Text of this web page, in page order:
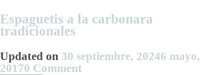
espinacas
en
minutos
Espaguetis a la carbonara
tradicionales
Updated on 30 septiembre, 20246 mayo,
20170 Comment